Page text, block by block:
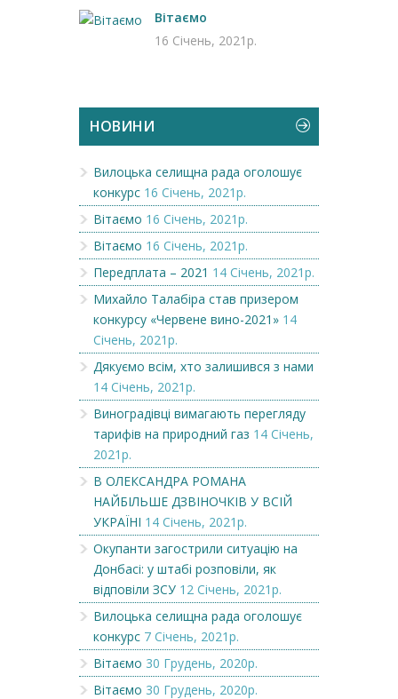
Вітаємо
16 Січень, 2021р.
НОВИНИ
Вилоцька селищна рада оголошує
конкурс 16 Січень, 2021р.
Вітаємо 16 Січень, 2021р.
Вітаємо 16 Січень, 2021р.
Передплата – 2021 14 Січень, 2021р.
Михайло Талабіра став призером
конкурсу «Червене вино-2021» 14
Січень, 2021р.
Дякуємо всім, хто залишився з нами
14 Січень, 2021р.
Виноградівці вимагають перегляду
тарифів на природний газ 14 Січень,
2021р.
В ОЛЕКСАНДРА РОМАНА
НАЙБІЛЬШЕ ДЗВІНОЧКІВ У ВСІЙ
УКРАЇНІ 14 Січень, 2021р.
Окупанти загострили ситуацію на
Донбасі: у штабі розповіли, як
відповіли ЗСУ 12 Січень, 2021р.
Вилоцька селищна рада оголошує
конкурс 7 Січень, 2021р.
Вітаємо 30 Грудень, 2020р.
Вітаємо 30 Грудень, 2020р.